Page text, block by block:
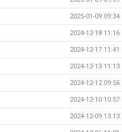
2025-01-09 09:34
2024-12-18 11:16
2024-12-17 11:41
2024-12-13 11:13
2024-12-12 09:56
2024-12-10 10:57
2024-12-09 13:13